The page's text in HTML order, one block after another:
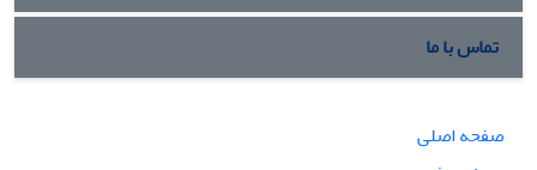
تماس با ما
صفحه اصلی